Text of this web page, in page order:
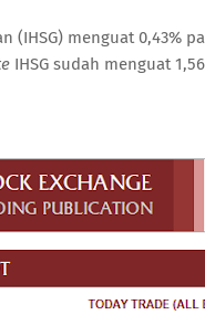
(IHSG) menguat 0,43%
IHSG sudah menguat